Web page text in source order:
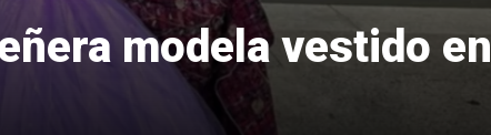
modela vestido en